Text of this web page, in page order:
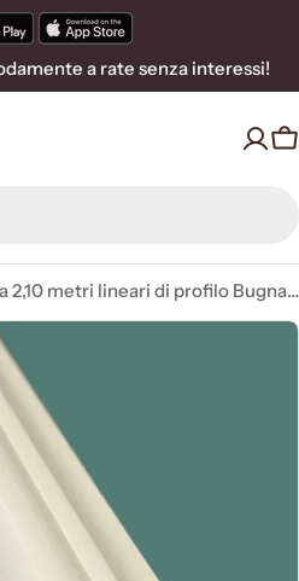
a rate senza interessi!
barra da 2,10 metri lineari di profilo Bugna per Boiserie in legno MASSICCIO di Ayous laccato bianco